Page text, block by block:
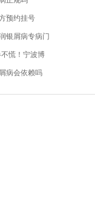
预约挂号
银屑病专病门
不慌！宁波博
病会依赖吗